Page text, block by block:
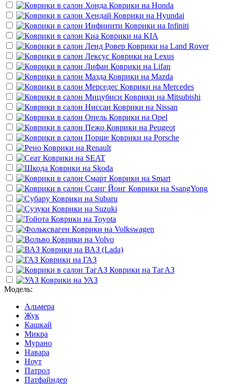
Коврики на Honda
Коврики на Hyundai
Коврики на Infiniti
Коврики на KIA
Коврики на Land Rover
Коврики на Lexus
Коврики на Lifan
Коврики на Mazda
Коврики на Mercedes
Коврики на Mitsubishi
Коврики на Nissan
Коврики на Opel
Коврики на Peugeot
Коврики на Porsche
Коврики на Renault
Коврики на SEAT
Коврики на Skoda
Коврики на Smart
Коврики на SsangYong
Коврики на Subaru
Коврики на Suzuki
Коврики на Toyota
Коврики на Volkswagen
Коврики на Volvo
Коврики на ВАЗ (Lada)
Коврики на ГАЗ
Коврики на ТагАЗ
Коврики на УАЗ
Модель:
Альмера
Жук
Кашкай
Микра
Мурано
Навара
Ноут
Патрол
Патфайндер